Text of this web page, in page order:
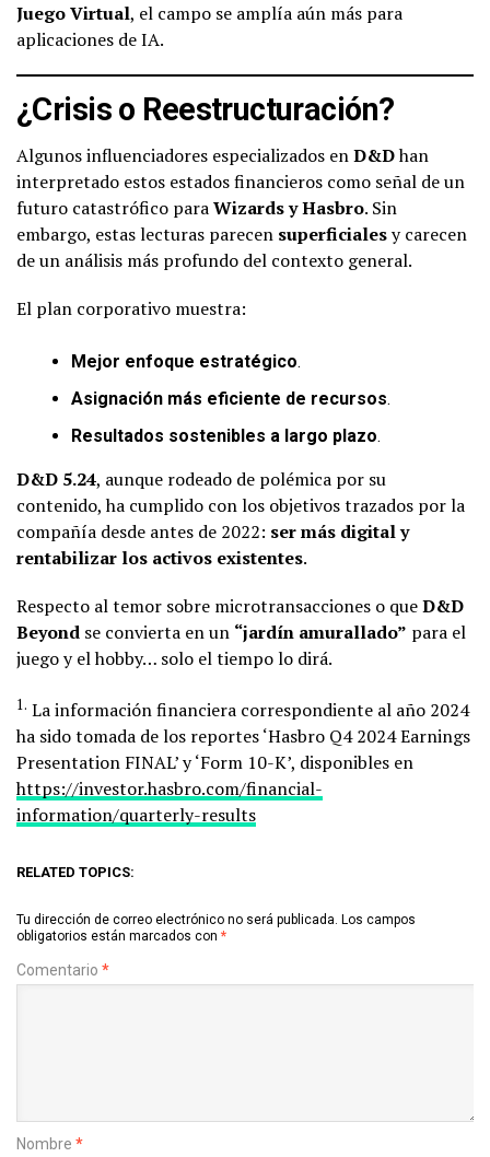
Juego Virtual, el campo se amplía aún más para
aplicaciones de IA.
¿Crisis o Reestructuración?
Algunos influenciadores especializados enD&Dhan
interpretado estos estados financieros como señal de un
futuro catastrófico paraWizards y Hasbro. Sin
embargo, estas lecturas parecen superficialesy carecen
de un análisis más profundo del contexto general.
El plan corporativo muestra:
Mejor enfoque estratégico.
Asignación más eficiente de recursos.
Resultados sostenibles a largo plazo.
D&D 5.24, aunque rodeado de polémica por su
contenido, ha cumplido con los objetivos trazados por la
compañía desde antes de 2022: ser más digital y
rentabilizar los activos existentes.
Respecto al temor sobre microtransacciones o queD&D
Beyond se convierta en un “jardín amurallado” para el
juego y el hobby… solo el tiempo lo dirá.
1. La información financiera correspondiente al año 2024
ha sido tomada de los reportes ‘Hasbro Q4 2024 Earnings
Presentation FINAL’ y ‘Form 10-K’, disponibles en
https://investor.hasbro.com/financial-
information/quarterly-results
RELATED TOPICS:
Tu dirección de correo electrónico no será publicada. Los campos
obligatorios están marcados con *
Comentario *
Nombre *